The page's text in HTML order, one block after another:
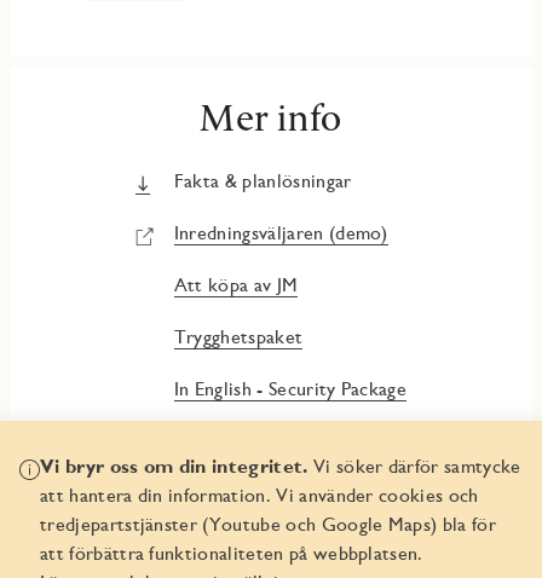
Mer info
Fakta & planlösningar
Inredningsväljaren (demo)
Att köpa av JM
Trygghetspaket
In English - Security Package
Vi bryr oss om din integritet. Vi söker därför samtycke
att hantera din information. Vi använder cookies och
tredjepartstjänster (Youtube och Google Maps) bla för
att förbättra funktionaliteten på webbplatsen.